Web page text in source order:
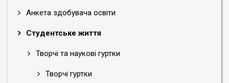
Анкета здобувача освіти
Студентське життя
Творчі та наукові гуртки
Творчі гуртки